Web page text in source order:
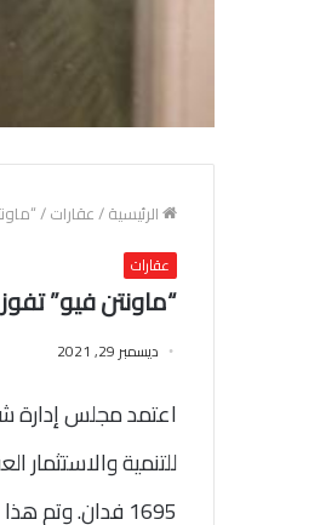
الرئيسية/عقارات/
عقارات
“ماونتن فيو”
ديسمبر 29, 2021
اعتمد مجلس إدارة
للتنمية
1695